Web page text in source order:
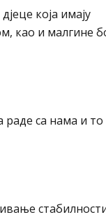
која имају
као и малгине
раде са нама и